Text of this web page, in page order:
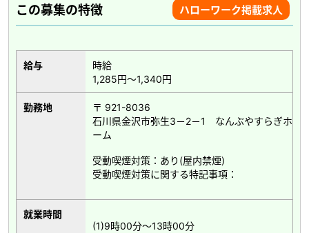
この募集の特徴 ハローワーク掲載求人
給与
時給
1,285円～1,340円
勤務地
〒 921-8036
石川県金沢市弥生3－2－1 なんぶやすらぎホ
ーム
受動喫煙対策：あり(屋内禁煙)
受動喫煙対策に関する特記事項：
就業時間
(1)9時00分～13時00分